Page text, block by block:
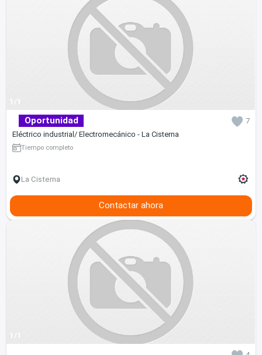
1/1
Oportunidad
7
Eléctrico industrial/ Electromecánico - La Cisterna
Tiempo completo
La Cisterna
Contactar ahora
1/1